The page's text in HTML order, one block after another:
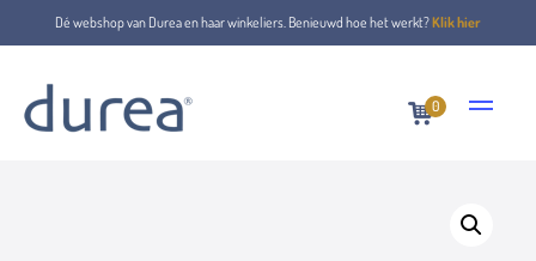
Dé webshop van Durea en haar winkeliers. Benieuwd hoe het werkt?Klik hier
0
Home Lace-up shoes